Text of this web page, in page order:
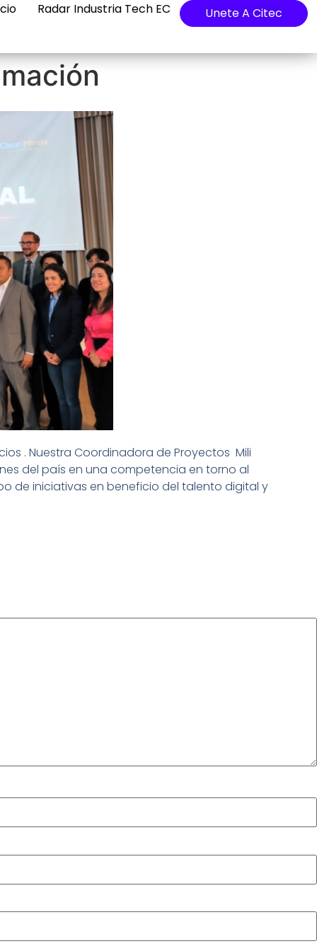
Radar Industria Tech EC Unete A Citec
. Nuestra Coordinadora de Proyectos Mili
del país en una competencia en torno al
de iniciativas en beneficio del talento digital y